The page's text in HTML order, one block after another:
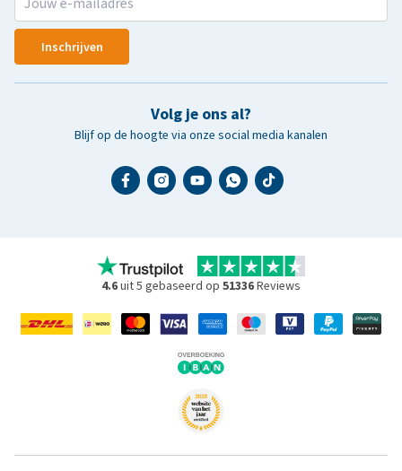
Inschrijven
Volg je ons al?
Blijf op de hoogte via onze social media kanalen
4.6uit 5 gebaseerd op 51336Reviews